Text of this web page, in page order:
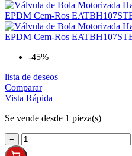
-45%
lista de deseos
Comparar
Vista Rápida
Se vende desde 1 pieza(s)
−